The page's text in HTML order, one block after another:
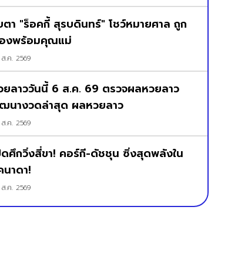
ตา "ร็อคกี้ สุรบดินทร์" โชว์หมายศาล ถูก
งพร้อมคุณแม่
.ค. 2569
ยลาววันนี้ 6 ส.ค. 69 ตรวจผลหวยลาว
นางวดล่าสุด ผลหวยลาว
.ค. 2569
ดศึกวิ่งสี่ขา! คอร์กี-ดัชชุน ซิ่งสุดพลังใน
นาดา!
.ค. 2569